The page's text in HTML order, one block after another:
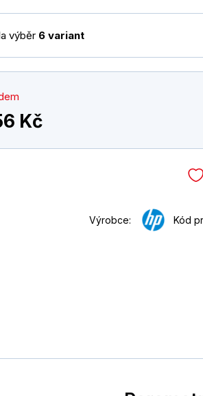
výběr 6 variant
Kč
Výrobce: Kód